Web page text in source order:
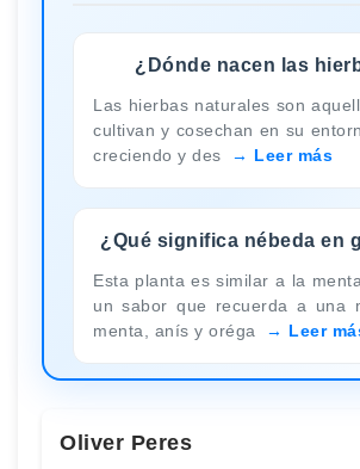
¿Dónde nacen las
Las hierbas naturales son
cultivan y cosechan en su
creciendo y des
Leer más
¿Qué significa nébeda en
Esta planta es similar a la
un sabor que recuerda a una
menta, anís y oréga
Leer
Oliver Peres